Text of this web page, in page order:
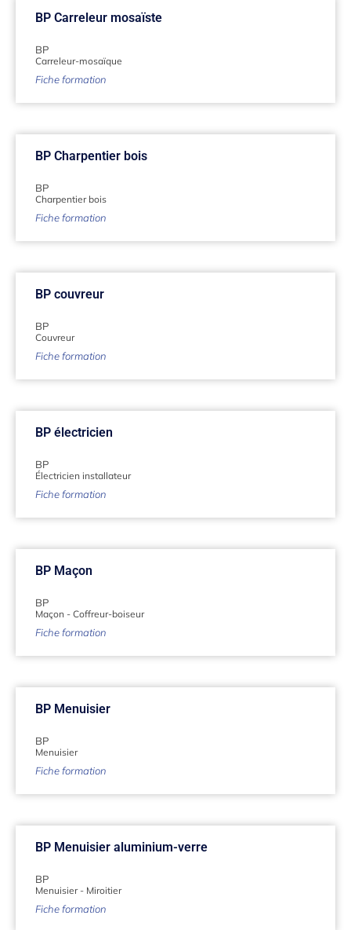
BP Carreleur mosaïste
BP
Carreleur-mosaïque
Fiche formation
BP Charpentier bois
BP
Charpentier bois
Fiche formation
BP couvreur
BP
Couvreur
Fiche formation
BP électricien
BP
Électricien installateur
Fiche formation
BP Maçon
BP
Maçon - Coffreur-boiseur
Fiche formation
BP Menuisier
BP
Menuisier
Fiche formation
BP Menuisier aluminium-verre
BP
Menuisier- Miroitier
Fiche formation